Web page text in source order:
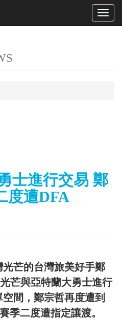
Toggle
士進行交易 鄭
度遭DFA
光芒的台灣旅美好手鄭
芒與亞特蘭大勇士進行
間，鄭宗哲再度遭到
季二度遭指定讓渡。